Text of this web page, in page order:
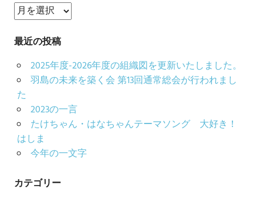
ア
ー
カ
ブ
最近の投稿
2025年度-2026年度の組織図を更新いたしました。
羽島の未来を築く会 第13回通常総会が行われまし
た
2023の一言
たけちゃん・はなちゃんテーマソング 大好き！
はしま
今年の一文字
カテゴリー